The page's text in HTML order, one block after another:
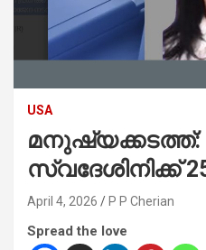
USA
സ്വദേശിനിക്ക്
April 4, 2026 P P Cherian
Spread the love